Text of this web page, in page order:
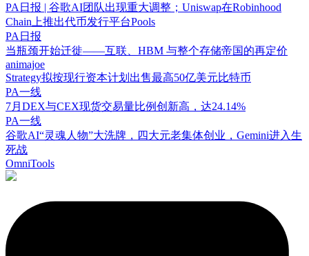
PA日报 | 谷歌AI团队出现重大调整；Uniswap在Robinhood
Chain上推出代币发行平台Pools
PA日报
当瓶颈开始迁徙——互联、HBM 与整个存储帝国的再定价
animajoe
Strategy拟按现行资本计划出售最高50亿美元比特币
PA一线
7月DEX与CEX现货交易量比例创新高，达24.14%
PA一线
谷歌AI“灵魂人物”大洗牌，四大元老集体创业，Gemini进入生
死战
OmniTools